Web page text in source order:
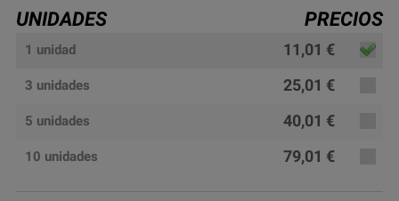
UNIDADES PRECIOS
1 unidad 11,01 €
3 unidades 25,01 €
5 unidades 40,01 €
10 unidades 79,01 €